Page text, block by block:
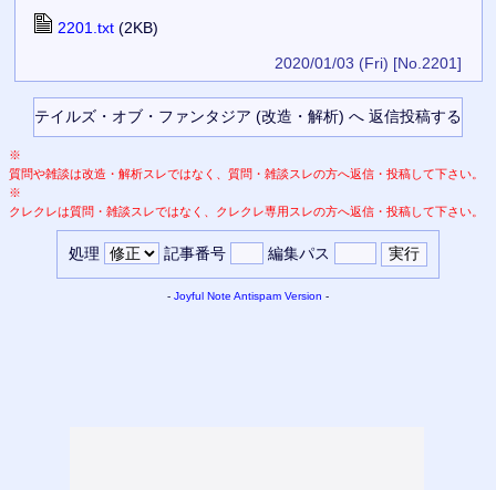
2201.txt(2KB)
2020/01/03 (Fri) [No.2201]
※
質問や雑談は改造・解析スレではなく、質問・雑談スレの方へ返信・投稿して下さい。
※
クレクレは質問・雑談スレではなく、クレクレ専用スレの方へ返信・投稿して下さい。
処理 記事番号 編集パス
- Joyful Note Antispam Version -